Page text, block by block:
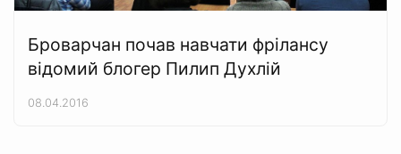
Броварчан почав навчати фрілансу
відомий блогер Пилип Духлій
08.04.2016